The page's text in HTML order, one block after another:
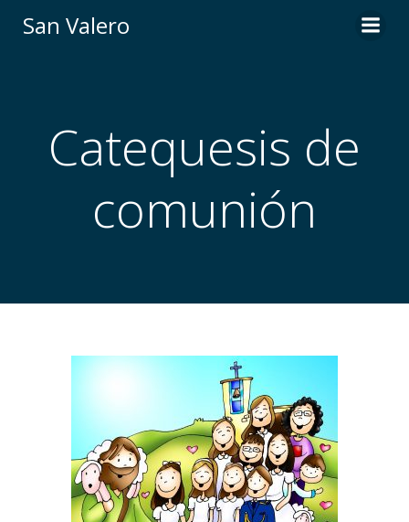
San Valero
Catequesis de
comunión